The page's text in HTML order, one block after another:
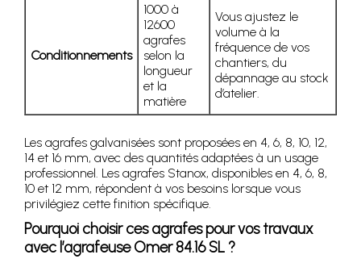
Conditionnements
1000 à
12600
agrafes
selon la
longueur
et la
matière
Vous ajustez le
volume à la
fréquence de vos
chantiers, du
dépannage au stock
d’atelier.
Les agrafes galvanisées sont proposées en 4, 6, 8, 10, 12,
14 et 16 mm, avec des quantités adaptées à un usage
professionnel. Les agrafes Stanox, disponibles en 4, 6, 8,
10 et 12 mm, répondent à vos besoins lorsque vous
privilégiez cette finition spécifique.
Pourquoi choisir ces agrafes pour vos travaux
avec l’agrafeuse Omer 84.16 SL ?